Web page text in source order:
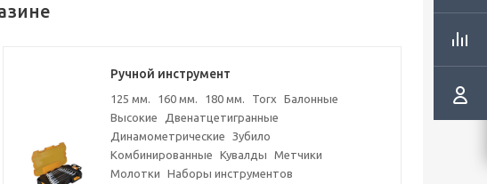
Ручной инструмент
125 мм. 160 мм. 180 мм. Torx
Балонные
Высокие
Двенатцетигранные
Динамометрические
Зубило
Комбинированные
Кувалды
Метчики
Молотки
Наборы инструментов